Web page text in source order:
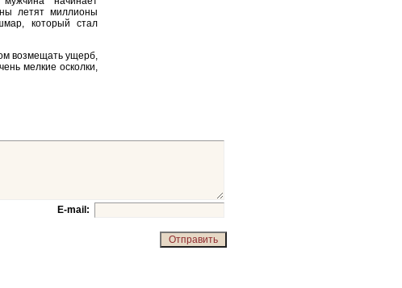
летят миллионы
который стал
возмещать ущерб,
мелкие осколки,
E-mail: